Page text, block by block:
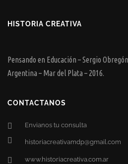
HISTORIA CREATIVA
Pensando en Educación – Sergio
Argentina – Mar del Plata – 2016.
CONTACTANOS
Envianos tu consulta
historiacreativamdp@gmail.com
www.historiacreativa.com.ar